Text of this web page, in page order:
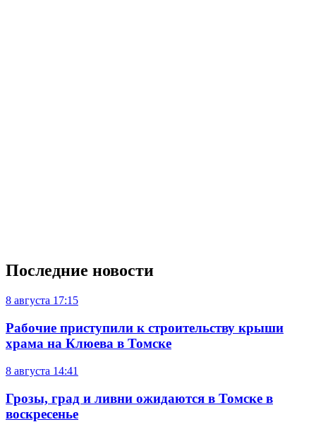
Последние новости
8 августа 17:15
Рабочие приступили к строительству крыши
храма на Клюева в Томске
8 августа 14:41
Грозы, град и ливни ожидаются в Томске в
воскресенье